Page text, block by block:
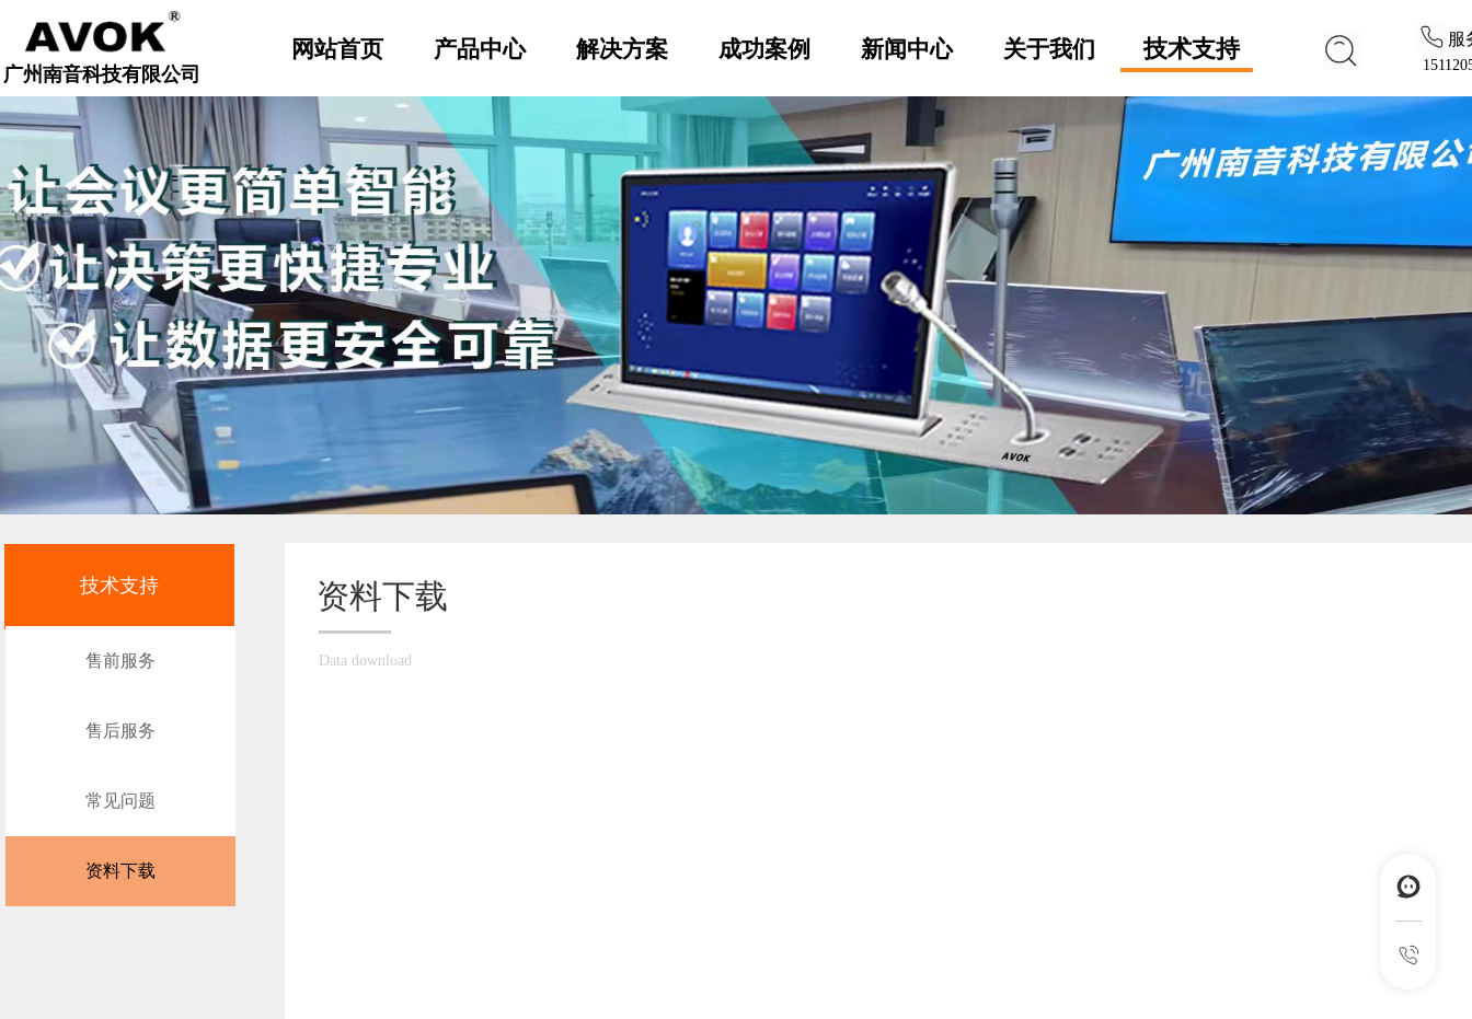
网站首页 产品中心 解决方案 成功案例 新闻中心 关于我们 技术支持
广州南音科技有限公司
服
售前服务
售后服务
常见问题
资料下载
技术支持 资料下载
Data download